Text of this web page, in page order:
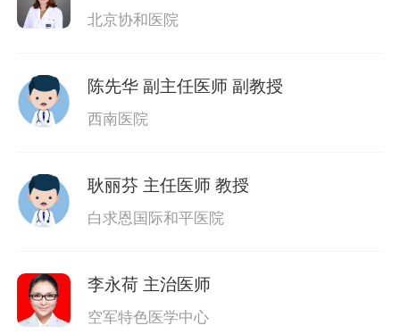
北京协和医院
陈先华 副主任医师 副教授
西南医院
耿丽芬 主任医师 教授
白求恩国际和平医院
李永荷 主治医师
空军特色医学中心